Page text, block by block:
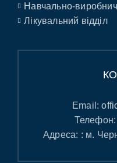
Навчально-
Лікувальний відділ
Email:
Телефон:
Адреса: : м.